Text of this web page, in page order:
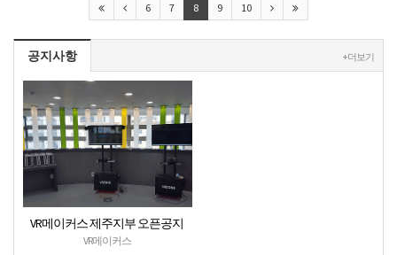
6 7 8 9 10
공지사항 + 더보기
VR메이커스 제주지부 오픈공지
VR메이커스